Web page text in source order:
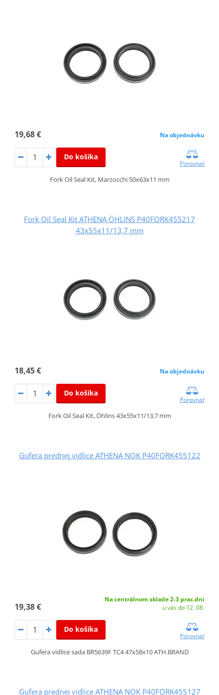
19,68 € Na objednávku
Do košíka
Porovnať
Fork Oil Seal Kit, Marzocchi 50x63x11 mm
Fork Oil Seal Kit ATHENA ÖHLINS P40FORK455217
43x55x11/13,7 mm
18,45 € Na objednávku
Do košíka
Porovnať
Fork Oil Seal Kit, Öhlins 43x55x11/13,7 mm
Gufera prednej vidlice ATHENA NOK P40FORK455122
19,38 €
Na centrálnom sklade 2-3 prac.dni
u vás do 12. 08.
Do košíka
Porovnať
Gufera vidlice sada BR5639F TC4 47x58x10 ATH.BRAND
Gufera prednej vidlice ATHENA NOK P40FORK455127